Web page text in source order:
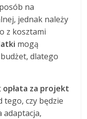
na
jednak należy
z kosztami
mogą
dlatego
opłata za projekt
tego, czy będzie
adaptacja,